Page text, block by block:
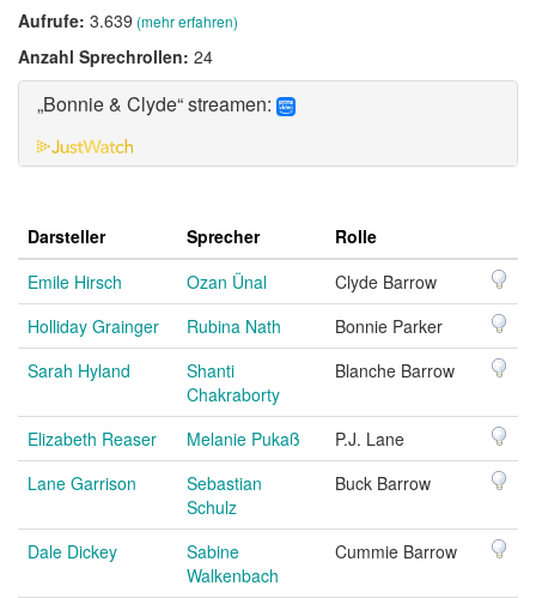
Aufrufe: 3.639 (mehr erfahren)
Anzahl Sprechrollen: 24
„Bonnie & Clyde“ streamen:
Darsteller Sprecher
Rolle
Emile Hirsch
Ozan Ünal
Clyde Barrow
Holliday Grainger
Rubina Nath
Bonnie Parker
Sarah Hyland
Shanti
Chakraborty
Blanche Barrow
Elizabeth Reaser Melanie Pukaß
P.J. Lane
Lane Garrison
Sebastian
Schulz
Buck Barrow
Dale Dickey
Sabine
Walkenbach
Cummie Barrow